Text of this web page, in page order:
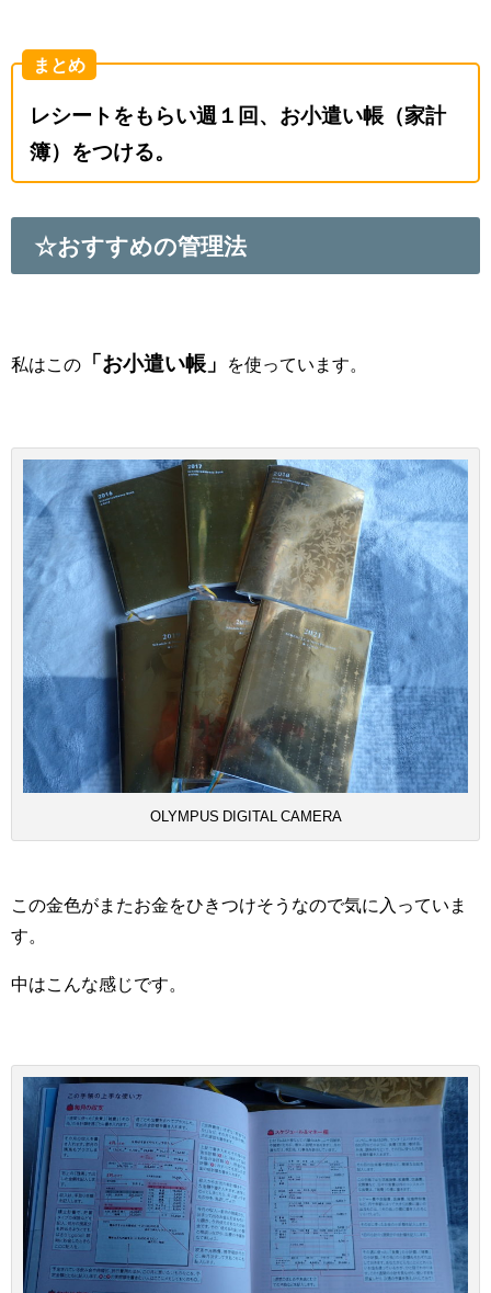
まとめ
レシートをもらい週１回、お小遣い帳（家計
簿）をつける。
☆おすすめの管理法
私はこの 「お小遣い帳」 を使っています。
OLYMPUS DIGITAL CAMERA
この金色がまたお金をひきつけそうなので気に入っていま
す。
中はこんな感じです。